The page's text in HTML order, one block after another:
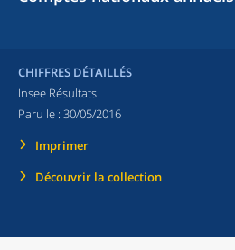
CHIFFRES DÉTAILLÉS
Insee Résultats
Paru le : 30/05/2016
Imprimer
Découvrir la collection